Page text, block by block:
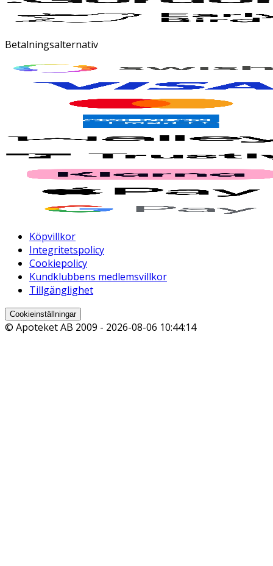
Betalningsalternativ
Köpvillkor
Integritetspolicy
Cookiepolicy
Kundklubbens medlemsvillkor
Tillgänglighet
Cookieinställningar
© Apoteket AB 2009 - 2026-08-06 10:44:14